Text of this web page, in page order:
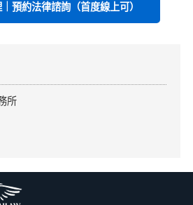
預約法律諮詢（首度線上可）
所